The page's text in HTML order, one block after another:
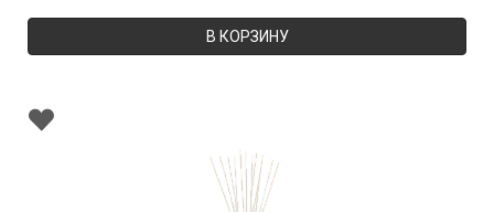
В КОРЗИНУ